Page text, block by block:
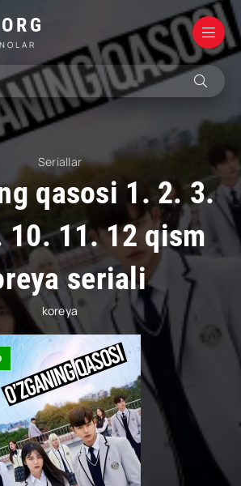
Seriallar
qasosi 1. 2. 3.
10. 11. 12 qism
seriali
koreya